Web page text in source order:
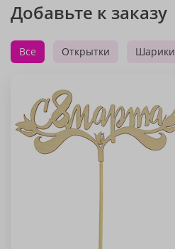
Добавьте к заказу
Все Открытки Шарики